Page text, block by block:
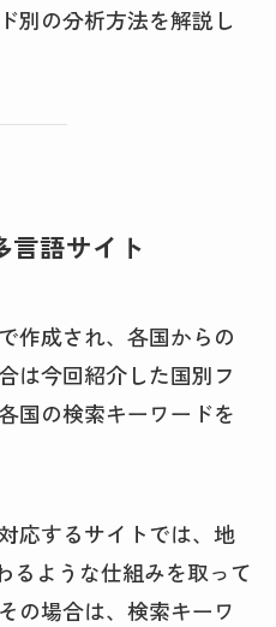
別の分析方法を解説し
言語サイト
作成され、各国からの
は今回紹介した国別フ
国の検索キーワードを
応するサイトでは、地
るような仕組みを取って
の場合は、検索キーワ